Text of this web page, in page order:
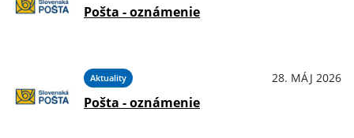
Pošta - oznámenie
Aktuality 28. MÁJ 2026
Pošta - oznámenie